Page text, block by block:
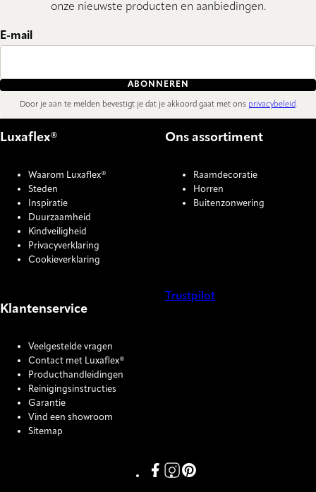
onze nieuwste producten en aanbiedingen.
E-mail
ABONNEREN
Door je aan te melden bevestigt je dat je akkoord gaat met ons privacybeleid.
Luxaflex®
Waarom Luxaflex®
Steden
Inspiratie
Duurzaamheid
Kindveiligheid
Privacyverklaring
Cookieverklaring
Ons assortiment
Raamdecoratie
Horren
Buitenzonwering
Klantenservice
Veelgestelde vragen
Contact met Luxaflex®
Producthandleidingen
Reinigingsinstructies
Garantie
Vind een showroom
Sitemap
Trustpilot
Link missing Display text from
Link missing Display text
Link missing Display text